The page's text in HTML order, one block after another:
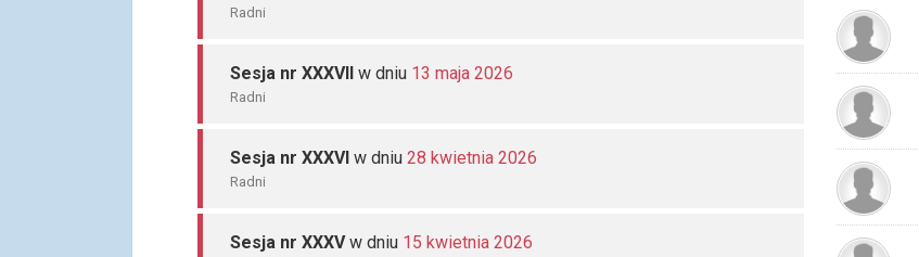
Radni
Sesja nr XXXVII w dniu 13 maja 2026
Radni
Sesja nr XXXVI w dniu 28 kwietnia 2026
Radni
Sesja nr XXXVw dniu 15 kwietnia 2026